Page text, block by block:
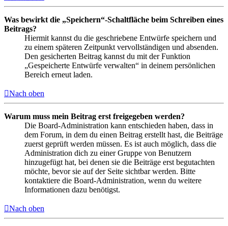
Was bewirkt die „Speichern“-Schaltfläche beim Schreiben eines
Beitrags?
Hiermit kannst du die geschriebene Entwürfe speichern und
zu einem späteren Zeitpunkt vervollständigen und absenden.
Den gesicherten Beitrag kannst du mit der Funktion
„Gespeicherte Entwürfe verwalten“ in deinem persönlichen
Bereich erneut laden.
Nach oben
Warum muss mein Beitrag erst freigegeben werden?
Die Board-Administration kann entschieden haben, dass in
dem Forum, in dem du einen Beitrag erstellt hast, die Beiträge
zuerst geprüft werden müssen. Es ist auch möglich, dass die
Administration dich zu einer Gruppe von Benutzern
hinzugefügt hat, bei denen sie die Beiträge erst begutachten
möchte, bevor sie auf der Seite sichtbar werden. Bitte
kontaktiere die Board-Administration, wenn du weitere
Informationen dazu benötigst.
Nach oben